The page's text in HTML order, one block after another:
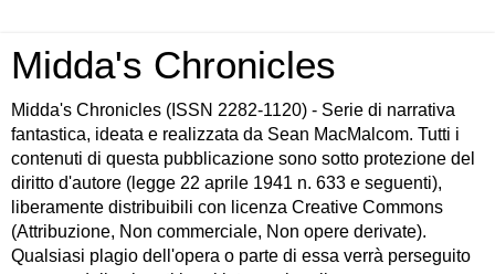
Midda's Chronicles
Midda's Chronicles (ISSN 2282-1120) - Serie di narrativa
fantastica, ideata e realizzata da Sean MacMalcom. Tutti i
contenuti di questa pubblicazione sono sotto protezione del
diritto d'autore (legge 22 aprile 1941 n. 633 e seguenti),
liberamente distribuibili con licenza Creative Commons
(Attribuzione, Non commerciale, Non opere derivate).
Qualsiasi plagio dell'opera o parte di essa verrà perseguito